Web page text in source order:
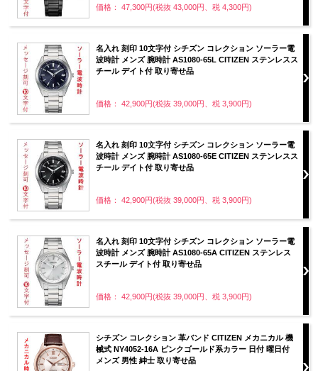
価格： 47,300円(税抜 43,000円、税 4,300円)
名入れ 刻印 10文字付 シチズン コレクション ソーラー電
波時計 メンズ 腕時計 AS1080-65L CITIZEN ステンレスス
チール デイト付 取り寄せ品
価格： 42,900円(税抜 39,000円、税 3,900円)
名入れ 刻印 10文字付 シチズン コレクション ソーラー電
波時計 メンズ 腕時計 AS1080-65E CITIZEN ステンレスス
チール デイト付 取り寄せ品
価格： 42,900円(税抜 39,000円、税 3,900円)
名入れ 刻印 10文字付 シチズン コレクション ソーラー電
波時計 メンズ 腕時計 AS1080-65A CITIZEN ステンレス
スチール デイト付 取り寄せ品
価格： 42,900円(税抜 39,000円、税 3,900円)
シチズン コレクション 革バンド CITIZEN メカニカル 機
械式 NY4052-16A ピンクゴールド系カラー 日付 曜日付
メンズ 男性 紳士 取り寄せ品